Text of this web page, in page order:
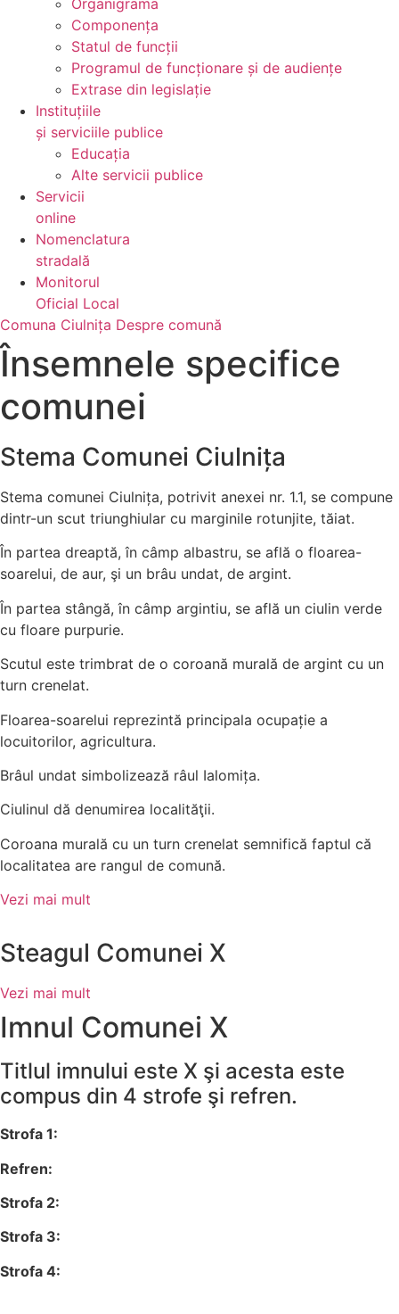
Organigrama
Componența
Statul de funcții
Programul de funcționare și de audiențe
Extrase din legislație
Instituțiile
și serviciile publice
Educația
Alte servicii publice
Servicii
online
Nomenclatura
stradală
Monitorul
Oficial Local
Comuna Ciulnița Despre comună
Însemnele specifice
comunei
Stema Comunei Ciulnița
Stema comunei Ciulnița, potrivit anexei nr. 1.1, se compune
dintr-un scut triunghiular cu marginile rotunjite, tăiat.
În partea dreaptă, în câmp albastru, se află o floarea-
soarelui, de aur, şi un brâu undat, de argint.
În partea stângă, în câmp argintiu, se află un ciulin verde
cu floare purpurie.
Scutul este trimbrat de o coroană murală de argint cu un
turn crenelat.
Floarea-soarelui reprezintă principala ocupație a
locuitorilor, agricultura.
Brâul undat simbolizează râul Ialomița.
Ciulinul dă denumirea localităţii.
Coroana murală cu un turn crenelat semnifică faptul că
localitatea are rangul de comună.
Vezi mai mult
Steagul Comunei X
Vezi mai mult
Imnul Comunei X
Titlul imnului este X şi acesta este
compus din 4 strofe şi refren.
Strofa 1:
Refren:
Strofa 2:
Strofa 3:
Strofa 4: